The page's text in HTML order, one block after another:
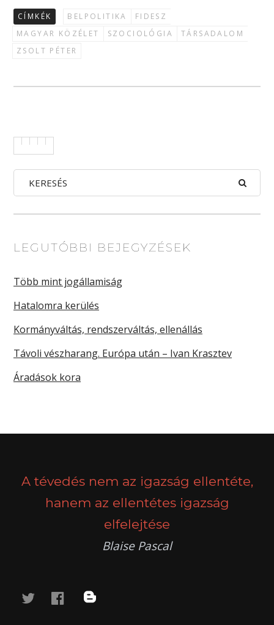
CÍMKÉK BELPOLITIKA
FIDESZ
MAGYAR KÖZÉLET
SZOCIOLÓGIA
TÁRSADALOM
ZSOLT PÉTER
LEGUTÓBBI BEJEGYZÉSEK
Több mint jogállamiság
Hatalomra kerülés
Kormányváltás, rendszerváltás, ellenállás
Távoli vészharang. Európa után – Ivan Krasztev
Áradások kora
A tévedés nem az igazság ellentéte,
hanem az ellentétes igazság
elfelejtése
Blaise Pascal
twitterfacebook
blog